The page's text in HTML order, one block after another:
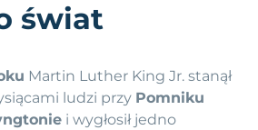
świat
Martin Luther King Jr. stanął
ludzi przy Pomniku
i wygłosił jedno